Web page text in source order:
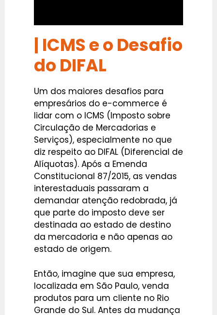
| ICMS e o Desafio
do DIFAL
Um dos maiores desafios para
empresários do e-commerce é
lidar com o ICMS (Imposto sobre
Circulação de Mercadorias e
Serviços), especialmente no que
diz respeito ao DIFAL (Diferencial de
Alíquotas). Após a Emenda
Constitucional 87/2015, as vendas
interestaduais passaram a
demandar atenção redobrada, já
que parte do imposto deve ser
destinada ao estado de destino
da mercadoria e não apenas ao
estado de origem.
Então, imagine que sua empresa,
localizada em São Paulo, venda
produtos para um cliente no Rio
Grande do Sul. Antes da mudança